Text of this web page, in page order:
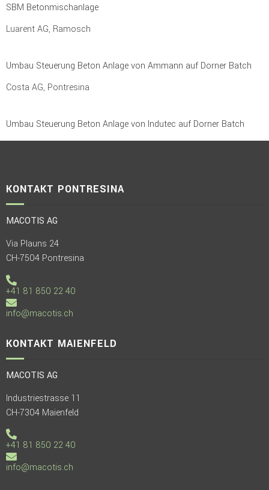
SBM Betonmischanlage
Luarent AG, Ramosch
Umbau Steuerung Beton Anlage von Ammann auf Dorner Batch
Costa AG, Pontresina
Umbau Steuerung Beton Anlage von Indutec auf Dorner Batch
KONTAKT PONTRESINA
MACOTIS AG
Via Plauns 24
CH-7504 Pontresina
+41 81 850 22 40
info@macotis.ch
KONTAKT MAIENFELD
MACOTIS AG
Industriestrasse 11
CH-7304 Maienfeld
+41 81 850 22 40
info@macotis.ch